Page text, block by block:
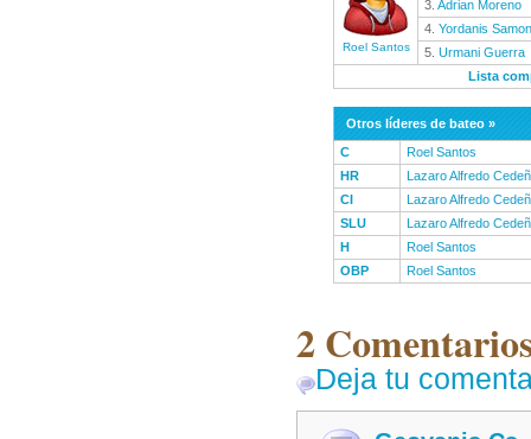
Roel Santos
3. Adrian Moreno
4. Yordanis Samon
5. Urmani Guerra
Lista
Otros líderes de bateo »
C
Roel Santos
HR
Lazaro Alfredo
CI
Lazaro Alfredo
SLU
Lazaro Alfredo
H
Roel Santos
OBP
Roel Santos
2
Deja tu